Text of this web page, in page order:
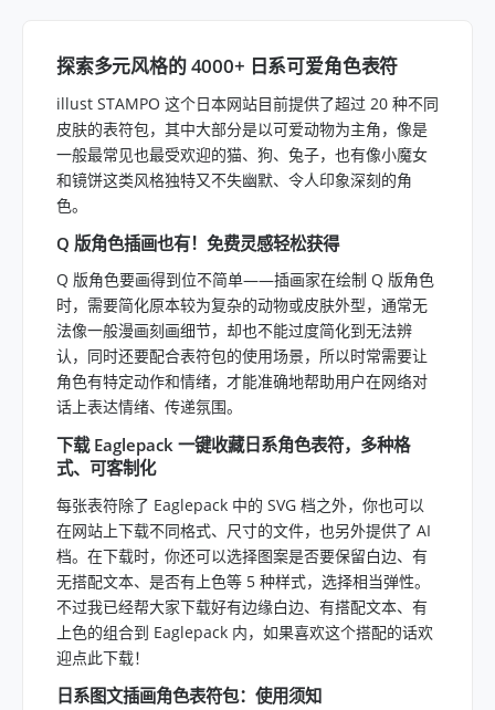
探索多元风格的 4000+ 日系可爱角色表符
illust STAMPO 这个日本网站目前提供了超过 20 种不同
皮肤的表符包，其中大部分是以可爱动物为主角，像是
一般最常见也最受欢迎的猫、狗、兔子，也有像小魔女
和镜饼这类风格独特又不失幽默、令人印象深刻的角
色。
Q 版角色插画也有！免费灵感轻松获得
Q 版角色要画得到位不简单——插画家在绘制 Q 版角色
时，需要简化原本较为复杂的动物或皮肤外型，通常无
法像一般漫画刻画细节，却也不能过度简化到无法辨
认，同时还要配合表符包的使用场景，所以时常需要让
角色有特定动作和情绪，才能准确地帮助用户在网络对
话上表达情绪、传递氛围。
下载 Eaglepack 一键收藏日系角色表符，多种格
式、可客制化
每张表符除了 Eaglepack 中的 SVG 档之外，你也可以
在网站上下载不同格式、尺寸的文件，也另外提供了 AI
档。在下载时，你还可以选择图案是否要保留白边、有
无搭配文本、是否有上色等 5 种样式，选择相当弹性。
不过我已经帮大家下载好有边缘白边、有搭配文本、有
上色的组合到 Eaglepack 内，如果喜欢这个搭配的话欢
迎点此下载！
日系图文插画角色表符包：使用须知